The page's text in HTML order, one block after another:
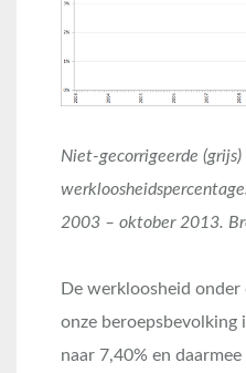
Niet-gecorrigeerde (grijs)
2003 – oktober 2013.
De werkloosheid onder
onze beroepsbevolking
naar 7,40% en